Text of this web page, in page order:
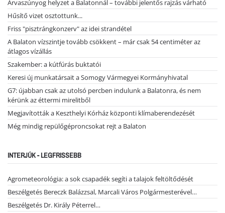
Árvaszúnyog helyzet a Balatonnál – további jelentős rajzás várható
Hűsítő vizet osztottunk...
Friss "pisztrángkonzerv" az idei strandétel
A Balaton vízszintje tovább csökkent – már csak 54 centiméter az
átlagos vízállás
Szakember: a kútfúrás buktatói
Keresi új munkatársait a Somogy Vármegyei Kormányhivatal
G7: újabban csak az utolsó percben indulunk a Balatonra, és nem
kérünk az éttermi mirelitből
Megjavították a Keszthelyi Kórház központi klímaberendezését
Még mindig repülőgéproncsokat rejt a Balaton
INTERJÚK - LEGFRISSEBB
Agrometeorológia: a sok csapadék segíti a talajok feltöltődését
Beszélgetés Bereczk Balázzsal, Marcali Város Polgármesterével…
Beszélgetés Dr. Király Péterrel…